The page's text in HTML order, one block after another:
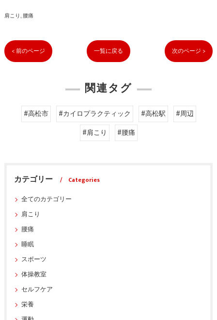
肩こり 腰痛
< 前のページ 一覧に戻る 次のページ >
関連タグ
#高松市 #カイロプラクティック #高松駅
#周辺
#肩こり
#腰痛
カテゴリー
Categories
全てのカテゴリー
肩こり
腰痛
睡眠
スポーツ
体操教室
セルフケア
栄養